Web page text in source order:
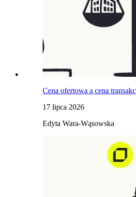
Cena ofertowa a cena
17 lipca 2026
Edyta Wara-Wąsowska